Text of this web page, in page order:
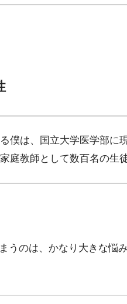
僕は、国立大学医学部に
庭教師として数百名の生
うのは、かなり大きな悩み